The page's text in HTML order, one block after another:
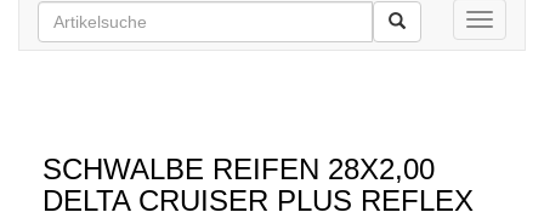
Toggle
SCHWALBE REIFEN 28X2,00
DELTA CRUISER PLUS REFLEX